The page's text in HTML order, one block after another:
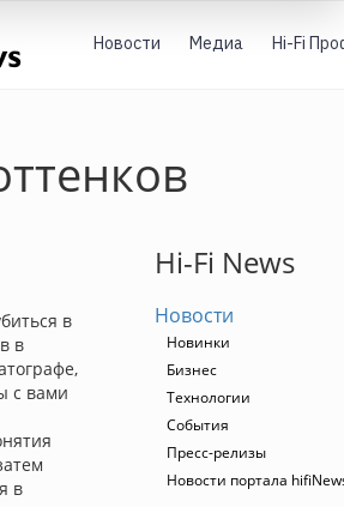
Новости Медиа Hi-Fi
в
в
с вами
в
Hi-Fi News
Новости
Новинки
Бизнес
Технологии
События
Пресс-релизы
Новости портала